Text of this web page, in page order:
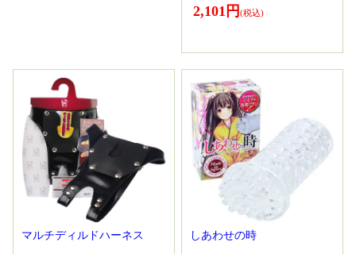
2,101円
マルチディルドハーネス しあわせの時